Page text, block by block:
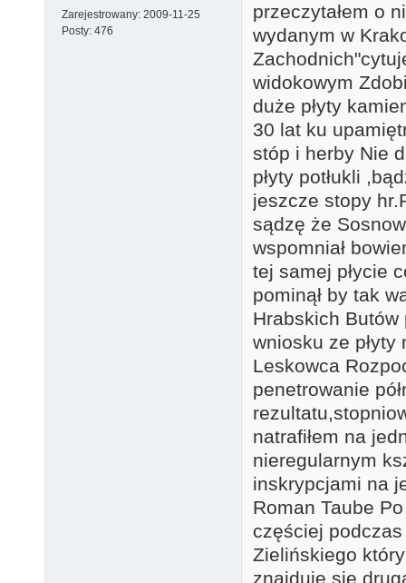
Zarejestrowany: 2009-11-25
Posty: 476
przeczytałem o
wydanym w
widokowym
duże płyty
30 lat ku
stóp i herby Nie
płyty potłukli
jeszcze stopy
sądzę że
wspomniał
tej samej płycie
pominął by tak
Hrabskich Butów
wniosku ze
Leskowca
penetrowanie
natrafiłem na
nieregularnym
inskrypcjami na
Roman Taube
częściej
Zielińskiego
znajduje się